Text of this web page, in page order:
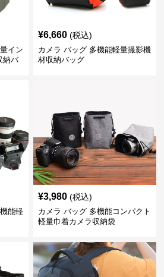
イン
納バ
¥6,660 (税込)
カメラ バッグ 多機能軽量撮影機
材収納バッグ
能軽
¥3,980 (税込)
カメラ バッグ 多機能コンパクト
軽量巾着カメラ収納袋